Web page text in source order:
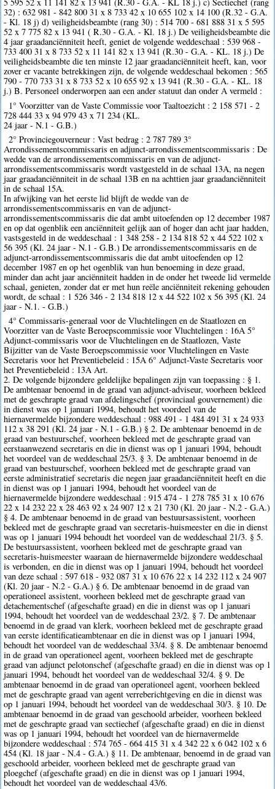
5 595 52 x 11 141 82 x 13 941 (R.30 - G.A. - KL 18 j.) c) Sectiechef (rang
32) : 632 981 - 842 800 31 x 8 733 42 x 10 655 102 x 14 100 (R.32 - G.A.
- Kl. 18 j) d) veiligheidsbeambte (rang 30) : 514 700 - 681 888 31 x 5 595
52 x 7 775 82 x 13 941 ( R.30 - G.A. - Kl. 18 j.) De veiligheidsbeambte die
4 jaar graadanciënniteit heeft, geniet de volgende weddeschaal : 539 968 -
733 400 31 x 8 733 52 x 11 141 82 x 13 941 (R.30 - G.A. - KL. 18 j.) De
veiligheidsbeambte die ten minste 12 jaar graadanciënniteit heeft, kan, voor
zover er vacante betrekkingen zijn, de volgende weddeschaal bekomen : 565
790 - 770 733 31 x 8 733 52 x 10 655 92 x 13 941 (R.30 - G.A. - KL. 18
j.) B. Personeel onderworpen aan een ander statuut dan onder A vermeld :
1° Voorzitter van de Vaste Commissie voor Taaltoezicht : 2 158 571 - 2
728 444 33 x 94 979 43 x 71 234 (KL.
24 jaar - N.1 - G.B.)
2° Provinciegouverneur : Vast bedrag : 2 787 789 3°
Arrondissementscommissaris en adjunct-arrondissementscommissaris : De
wedde van de arrondissementscommissaris en van de adjunct-
arrondissementscommissaris wordt vastgesteld in de schaal 13A, na negen
jaar graadanciënniteit in de schaal 13B en na achttien jaar graadanciënniteit
in de schaal 15A.
In afwijking van het eerste lid blijft de wedde van de
arrondissementscommissaris en van de adjunct-
arrondissementscommissaris die dat ambt uitoefenden op 12 december 1987
en op dat ogenblik een anciënniteit gelijk aan of hoger dan acht jaar hadden,
vastsgesteld in de weddeschaal : 1 348 258 - 2 134 818 52 x 44 522 102 x
56 395 (Kl. 24 jaar - N.1 - G.B.) De arrondissementscommissaris en de
adjunct-arrondissementscommissaris die dat ambt uitoefenden op 12
december 1987 en op het ogenblik van hun benoeming in deze graad,
minder dan acht jaar anciënniteit hadden in de onder het tweede lid vermelde
schaal, genieten, zonder dat er met hun reële anciënniteit rekening gehouden
wordt, de schaal : 1 526 346 - 2 134 818 12 x 44 522 102 x 56 395 (Kl. 24
jaar - N.1. - G.B.)
4° Commissaris-generaal voor de Vluchtelingen en de Staatlozen en
Voorzitter van de Vaste Beroepscommissie voor Vluchtelingen : 16A 5°
Adjunct-commissaris voor de Vluchtelingen en de Staatlozen, Vaste
Bijzitter van de Vaste Beroepscommissie voor Vluchtelingen en Vaste
Secretaris voor het Preventiebeleid : 15A 6° Adjunct-Vaste Secretaris voor
het Preventiebeleid : 13A Art.
2. De volgende bijzondere geldelijke bepalingen zijn van toepassing : § 1.
De ambtenaar benoemd in de graad van adjunct-adviseur, voorheen bekleed
met de geschrapte graad van afdelingschef (provinciaal gouvernement) die
in dienst was op 1 januari 1994, behoudt het voordeel van de
hiernavermelde bijzondere weddeschaal : 988 491 - 1 484 491 31 x 24 933
112 x 38 291 (Kl. 24 jaar - N.1 - G.B.) § 2. De ambtenaar benoemd in de
graad van bestuurschef, voorheen bekleed met de geschrapte graad van
eerstaanwezend secretaris en die in dienst was op 1 januari 1994, behoudt
het voordeel van de weddeschaal 25/3. § 3. De ambtenaar benoemd in de
graad van bestuurschef, voorheen bekleed met de geschrapte graad van
eerste administratief secretaris die negen jaar graadanciënniteit heeft en die
in dienst was op 1 januari 1994, behoudt het voordeel van de
hiernavermelde bijzondere weddeschaal : 915 474 - 1 278 785 31 x 10 676
22 x 14 232 22 x 28 463 92 x 24 907 12 x 21 730 (Kl. 20 jaar - N.2 - G.A.)
§ 4. De ambtenaar benoemd in de graad van bestuursassistent, voorheen
bekleed met de geschrapte graad van secretaris-huismeester en die in dienst
was op 1 januari 1994 behoudt het voordeel van de weddeschaal 21/3. § 5.
De bestuursassistent, voorheen bekleed met de geschrapte graad van
secretaris-huismeester waaraan de hiernavermelde bijzondere weddeschaal
is verbonden, en die in dienst was op 1 januari 1994, behoudt het voordeel
van deze schaal : 597 618 - 932 087 31 x 10 676 22 x 14 232 112 x 24 907
(Kl. 20 jaar - N.2 - G.A.) § 6. De ambtenaar benoemd in de graad van
operationeel assistent, voorheen bekleed met de geschrapte graad van
detachementschef (afgeschafte graad) en die in dienst was op 1 januari
1994, behoudt het voordeel van de weddeschaal 23/2. § 7. De ambtenaar
benoemd in de graad van klerk, voorheen bekleed met de geschrapte graad
van eerste identificatieambtenaar en die in dienst was op 1 januari 1994,
behoudt het voordeel van de weddeschaal 33/4. § 8. De ambtenaar benoemd
in de graad van operationeel agent, voorheen bekleed met de geschrapte
graad van adjunct pelotonschef (afgeschafte graad) en die in dienst was op 1
januari 1994, behoudt het voordeel van de weddeschaal 32/4. § 9. De
ambtenaar benoemd in de graad van operationeel agent, voorheen bekleed
met de geschrapte graad van agent verreberichtgeving en die in dienst was
op 1 januari 1994, behoudt het voordeel van de weddeschaal 30/3. § 10. De
ambtenaar benoemd in de graad van geschoold arbeider, voorheen bekleed
met de geschrapte graad van sectiechef (afgeschafte graad) en die in dienst
was op 1 januari 1994, behoudt het voordeel van de hiernavermelde
bijzondere weddeschaal : 574 765 - 664 415 31 x 4 342 22 x 6 042 102 x 6
454 (Kl. 18 jaar - N.4 - G.A.) § 11. De ambtenaar, benoemd in de graad van
geschoold arbeider, voorheen bekleed met de geschrapte graad van
ploegchef (afgeschafte graad) en die in dienst was op 1 januari 1994,
behoudt het voordeel van de weddeschaal 43/6.